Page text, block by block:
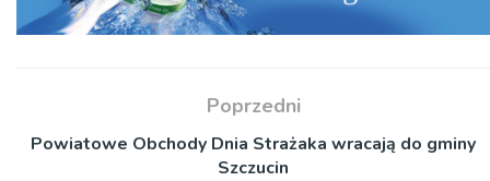
Poprzedni
Powiatowe Obchody Dnia Strażaka wracają do gminy
Szczucin